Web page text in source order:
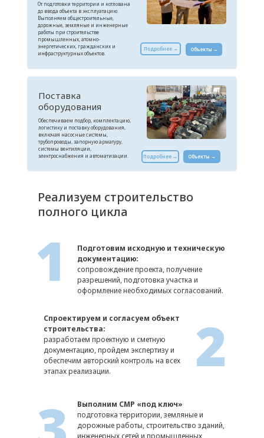
>100
Единиц
спецтехники
>170
Штатных
сотрудников
>50
Объектов
От подготовки территории и котлована
до ввода объекта в эксплуатацию.
Выполняем общестроительные,
дорожные, земляные и инженерные
работы при строительстве
промышленных, атомно-
энергетических, гражданских и
инфраструктурных объектов.
Подробнее → Объекты →
Поставка
оборудования
Обеспечиваем подбор, комплектацию,
логистику и поставку оборудования,
включая насосные системы,
трубопроводы, запорную арматуру,
системы вентиляции,
электроснабжения и автоматизации.
Подробнее → Объекты →
1
Подготовим исходную и техническую
документацию:
сопровождение проекта, получение
разрешений, подготовка участка и
оформление необходимых согласований.
Реализуем строительство
полного цикла
2
Спроектируем и согласуем объект
строительства:
разработаем проектную и сметную
документацию, пройдем экспертизу и
обеспечим авторский контроль на всех
этапах реализации.
Выполним СМР «под ключ»
подготовка территории, земляные и
дорожные работы, строительство зданий,
инженерных сетей и промышленных